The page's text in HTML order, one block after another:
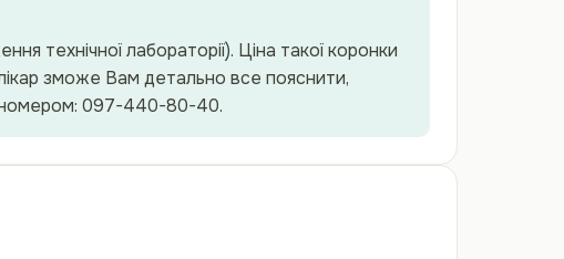
технічної лабораторії). Ціна такої коронки
зможе Вам детально все пояснити,
номером: 097-440-80-40.